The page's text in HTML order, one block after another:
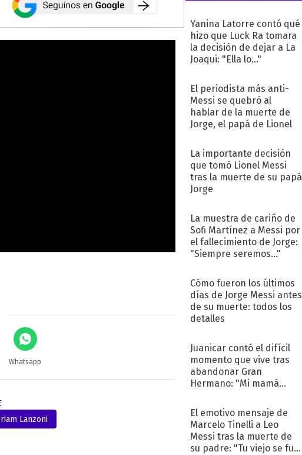
Whatsapp
Lanzoni
Yanina Latorre contó qué
hizo que Luck Ra tomara
la decisión de dejar a La
Joaqui: "Ella lo..."
El periodista más anti-
Messi se quebró al
hablar de la muerte de
Jorge, el papá de Lionel
La importante decisión
que tomó Lionel Messi
tras la muerte de su papá
Jorge
La muestra de cariño de
Sofi Martínez a Messi por
el fallecimiento de Jorge:
"Siempre seremos..."
Cómo fueron los últimos
días de Jorge Messi antes
de su muerte: todos los
detalles
Juanicar contó el difícil
momento que vive tras
abandonar Gran
Hermano: "Mi mamá
El emotivo mensaje de
Marcelo Tinelli a Leo
Messi tras la muerte de
su padre: "Tu viejo se fue